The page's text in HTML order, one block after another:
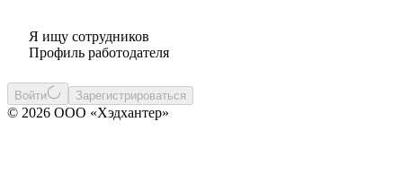
Я ищу сотрудников
Профиль работодателя
Войти Зарегистрироваться
© 2026 ООО «Хэдхантер»